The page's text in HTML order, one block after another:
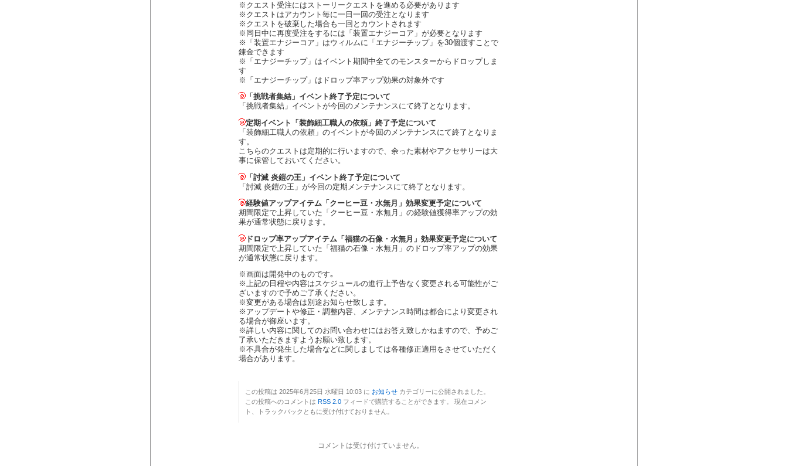
※クエスト受注にはストーリークエストを進める必要があります
※クエストはアカウント毎に一日一回の受注となります
※クエストを破棄した場合も一回とカウントされます
※同日中に再度受注をするには「装置エナジーコア」が必要となります
※「装置エナジーコア」はウィルムに「エナジーチップ」を30個渡すことで
錬金できます
※「エナジーチップ」はイベント期間中全てのモンスターからドロップしま
す
※「エナジーチップ」はドロップ率アップ効果の対象外です
「挑戦者集結」イベント終了予定について
「挑戦者集結」イベントが今回のメンテナンスにて終了となります。
定期イベント「装飾細工職人の依頼」終了予定について
「装飾細工職人の依頼」のイベントが今回のメンテナンスにて終了となりま
す。
こちらのクエストは定期的に行いますので、余った素材やアクセサリーは大
事に保管しておいてください。
「討滅 炎鎧の王」イベント終了予定について
「討滅 炎鎧の王」が今回の定期メンテナンスにて終了となります。
経験値アップアイテム「クーヒー豆・水無月」効果変更予定について
期間限定で上昇していた「クーヒー豆・水無月」の経験値獲得率アップの効
果が通常状態に戻ります。
ドロップ率アップアイテム「福猫の石像・水無月」効果変更予定について
期間限定で上昇していた「福猫の石像・水無月」のドロップ率アップの効果
が通常状態に戻ります。
※画面は開発中のものです｡
※上記の日程や内容はスケジュールの進行上予告なく変更される可能性がご
ざいますので予めご了承ください。
※変更がある場合は別途お知らせ致します。
※アップデートや修正・調整内容、メンテナンス時間は都合により変更され
る場合が御座います。
※詳しい内容に関してのお問い合わせにはお答え致しかねますので、予めご
了承いただきますようお願い致します。
※不具合が発生した場合などに関しましては各種修正適用をさせていただく
場合があります。
この投稿は 2025年6月25日 水曜日 10:03 に お知らせ カテゴリーに公開されました。
この投稿へのコメントは RSS 2.0 フィードで購読することができます。 現在コメン
ト、トラックバックともに受け付けておりません。
コメントは受け付けていません。